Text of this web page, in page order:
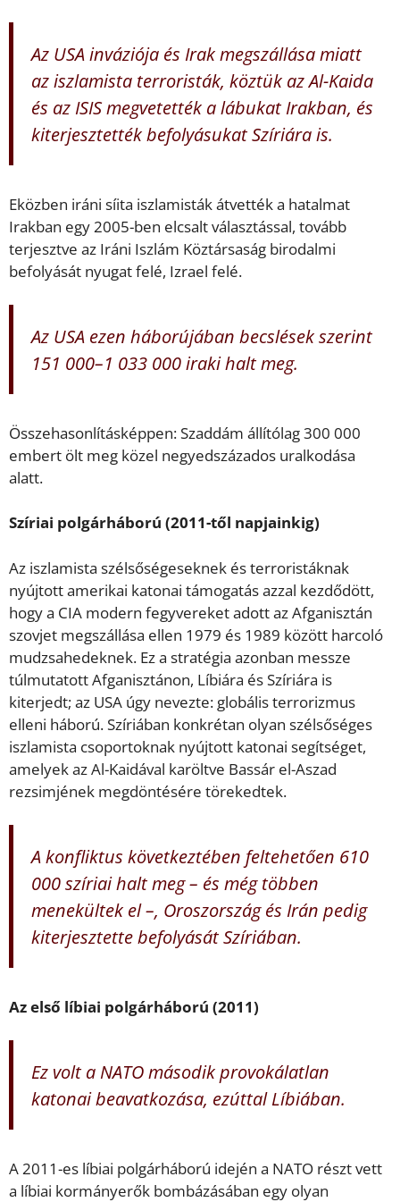
Az USA inváziója és Irak megszállása miatt
az iszlamista terroristák, köztük az Al-Kaida
és az ISIS megvetették a lábukat Irakban, és
kiterjesztették befolyásukat Szíriára is.
Eközben iráni síita iszlamisták átvették a hatalmat
Irakban egy 2005-ben elcsalt választással, tovább
terjesztve az Iráni Iszlám Köztársaság birodalmi
befolyását nyugat felé, Izrael felé.
Az USA ezen háborújában becslések szerint
151 000–1 033 000 iraki halt meg.
Összehasonlításképpen: Szaddám állítólag 300 000
embert ölt meg közel negyedszázados uralkodása
alatt.
Szíriai polgárháború (2011-től napjainkig)
Az iszlamista szélsőségeseknek és terroristáknak
nyújtott amerikai katonai támogatás azzal kezdődött,
hogy a CIA modern fegyvereket adott az Afganisztán
szovjet megszállása ellen 1979 és 1989 között harcoló
mudzsahedeknek. Ez a stratégia azonban messze
túlmutatott Afganisztánon, Líbiára és Szíriára is
kiterjedt; az USA úgy nevezte: globális terrorizmus
elleni háború. Szíriában konkrétan olyan szélsőséges
iszlamista csoportoknak nyújtott katonai segítséget,
amelyek az Al-Kaidával karöltve Bassár el-Aszad
rezsimjének megdöntésére törekedtek.
A konfliktus következtében feltehetően 610
000 szíriai halt meg – és még többen
menekültek el –, Oroszország és Irán pedig
kiterjesztette befolyását Szíriában.
Az első líbiai polgárháború (2011)
Ez volt a NATO második provokálatlan
katonai beavatkozása, ezúttal Líbiában.
A 2011-es líbiai polgárháború idején a NATO részt vett
a líbiai kormányerők bombázásában egy olyan